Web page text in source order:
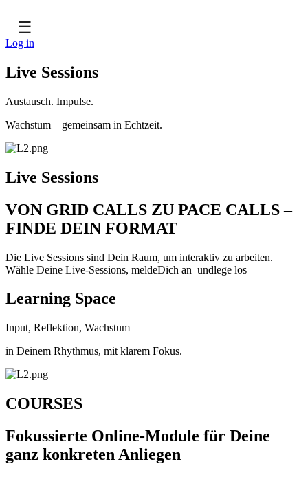
☰
Log in
Live Sessions
Austausch. Impulse.
Wachstum – gemeinsam in Echtzeit.
Live Sessions
VON GRID CALLS ZU PACE CALLS –
FINDE DEIN FORMAT
Die Live Sessions sind Dein Raum, um interaktiv zu arbeiten.
Wähle Deine Live-Sessions, meldeDich an–undlege los
Learning Space
Input, Reflektion, Wachstum
in Deinem Rhythmus, mit klarem Fokus.
COURSES
Fokussierte Online-Module für Deine
ganz konkreten Anliegen